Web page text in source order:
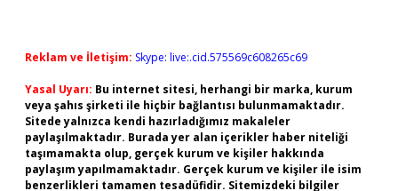
Reklam ve İletişim: Skype: live:.cid.575569c608265c69
Yasal Uyarı: Bu internet sitesi, herhangi bir marka, kurum
veya şahıs şirketi ile hiçbir bağlantısı bulunmamaktadır.
Sitede yalnızca kendi hazırladığımız makaleler
paylaşılmaktadır. Burada yer alan içerikler haber niteliği
taşımamakta olup, gerçek kurum ve kişiler hakkında
paylaşım yapılmamaktadır. Gerçek kurum ve kişiler ile isim
benzerlikleri tamamen tesadüfidir. Sitemizdeki bilgiler